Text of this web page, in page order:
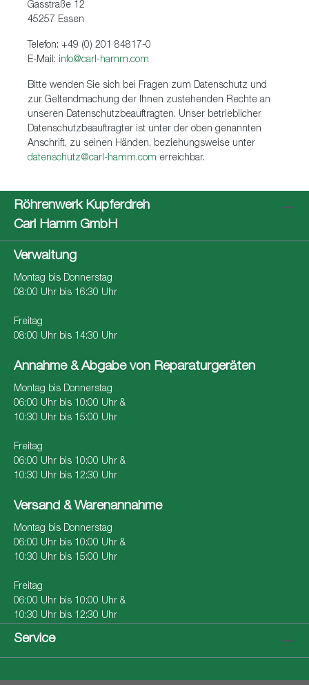
Gasstraße 12
45257 Essen
Telefon: +49 (0) 201 84817-0
E-Mail: info@carl-hamm.com
Bitte wenden Sie sich bei Fragen zum Datenschutz und
zur Geltendmachung der Ihnen zustehenden Rechte an
unseren Datenschutzbeauftragten. Unser betrieblicher
Datenschutzbeauftragter ist unter der oben genannten
Anschrift, zu seinen Händen, beziehungsweise unter
datenschutz@carl-hamm.com erreichbar.
Röhrenwerk Kupferdreh
Carl Hamm GmbH
Verwaltung
Montag bis Donnerstag
08:00 Uhr bis 16:30 Uhr
Freitag
08:00 Uhr bis 14:30 Uhr
Annahme & Abgabe von Reparaturgeräten
Montag bis Donnerstag
06:00 Uhr bis 10:00 Uhr &
10:30 Uhr bis 15:00 Uhr
Freitag
06:00 Uhr bis 10:00 Uhr &
10:30 Uhr bis 12:30 Uhr
Versand & Warenannahme
Montag bis Donnerstag
06:00 Uhr bis 10:00 Uhr &
10:30 Uhr bis 15:00 Uhr
Freitag
06:00 Uhr bis 10:00 Uhr &
10:30 Uhr bis 12:30 Uhr
Service